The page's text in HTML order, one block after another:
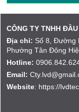
CÔNG TY TNHH
Địa chỉ: Số 8, Đường
Phường Tân Đông
Hotline:
Email:
Website: https://